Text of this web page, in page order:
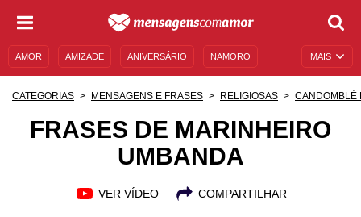
MAIS
AMOR AMIZADE ANIVERSÁRIO NAMORO
MENSAGENS DE ANIVERSÁRIO
CATEGORIAS MENSAGENS E FRASES RELIGIOSAS CANDOMBLÉ
FRASES DE MARINHEIRO
UMBANDA
VER VÍDEO COMPARTILHAR